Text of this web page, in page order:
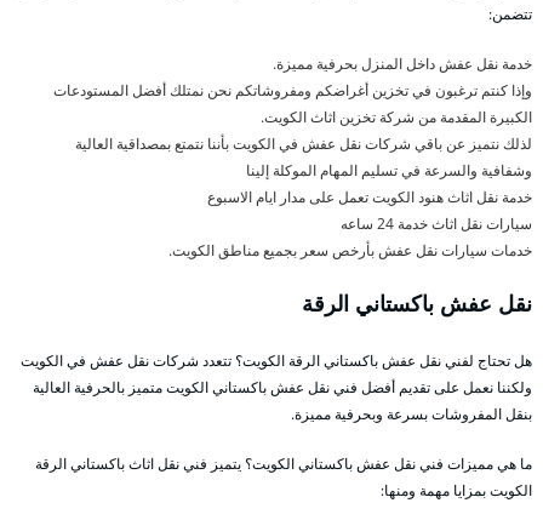
تتضمن:
خدمة نقل عفش داخل المنزل بحرفية مميزة.
وإذا كنتم ترغبون في تخزين أغراضكم ومفروشاتكم نحن نمتلك أفضل المستودعات
الكبيرة المقدمة من شركة تخزين اثاث الكويت.
لذلك نتميز عن باقي شركات نقل عفش في الكويت بأننا نتمتع بمصداقية العالية
وشفافية والسرعة في تسليم المهام الموكلة إلينا
خدمة نقل اثاث هنود الكويت تعمل على مدار ايام الاسبوع
سيارات نقل اثاث خدمة 24 ساعه
خدمات سيارات نقل عفش بأرخص سعر بجميع مناطق الكويت.
نقل عفش باكستاني الرقة
هل تحتاج لفني نقل عفش باكستاني الرقة الكويت؟ تتعدد شركات نقل عفش في الكويت
ولكننا نعمل على تقديم أفضل فني نقل عفش باكستاني الكويت متميز بالحرفية العالية
بنقل المفروشات بسرعة وبحرفية مميزة.
ما هي مميزات فني نقل عفش باكستاني الكويت؟ يتميز فني نقل اثاث باكستاني الرقة
الكويت بمزايا مهمة ومنها: